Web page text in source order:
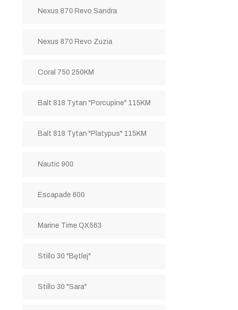
Nexus 870 Revo Sandra
Nexus 870 Revo Zuzia
Coral 750 250KM
Balt 818 Tytan "Porcupine" 115KM
Balt 818 Tytan "Platypus" 115KM
Nautic 900
Escapade 600
Marine Time QX563
Stillo 30 "Bętlej"
Stillo 30 "Sara"